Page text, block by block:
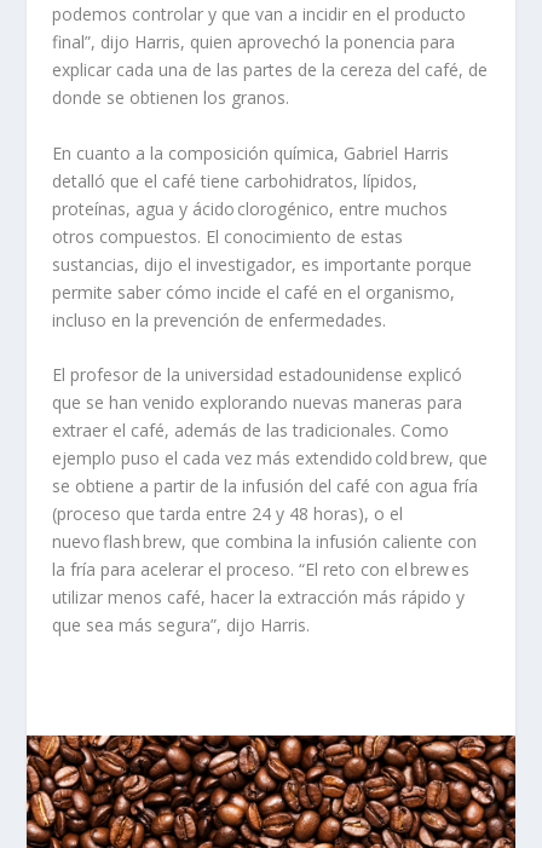
podemos controlar y que van a incidir en el producto
final”, dijo Harris, quien aprovechó la ponencia para
explicar cada una de las partes de la cereza del café, de
donde se obtienen los granos.
En cuanto a la composición química, Gabriel Harris
detalló que el café tiene carbohidratos, lípidos,
proteínas, agua y ácido clorogénico, entre muchos
otros compuestos. El conocimiento de estas
sustancias, dijo el investigador, es importante porque
permite saber cómo incide el café en el organismo,
incluso en la prevención de enfermedades.
El profesor de la universidad estadounidense explicó
que se han venido explorando nuevas maneras para
extraer el café, además de las tradicionales. Como
ejemplo puso el cada vez más extendido cold brew, que
se obtiene a partir de la infusión del café con agua fría
(proceso que tarda entre 24 y 48 horas), o el
nuevoflash brew, que combina la infusión caliente con
la fría para acelerar el proceso. “El reto con el brewes
utilizar menos café, hacer la extracción más rápido y
que sea más segura”, dijo Harris.